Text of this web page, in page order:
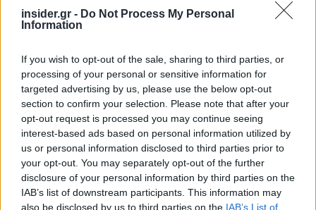
insider.gr - Do Not Process My Personal
Information
If you wish to opt-out of the sale, sharing to third parties, or
processing of your personal or sensitive information for
targeted advertising by us, please use the below opt-out
section to confirm your selection. Please note that after your
opt-out request is processed you may continue seeing
interest-based ads based on personal information utilized by
us or personal information disclosed to third parties prior to
your opt-out. You may separately opt-out of the further
disclosure of your personal information by third parties on the
IAB’s list of downstream participants. This information may
also be disclosed by us to third parties on the IAB’s List of
Ακολουθήστε το insider.gr στο Google News και μάθετε
πρώτοι όλες τις